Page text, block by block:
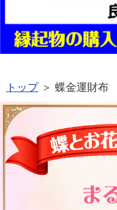
トップ＞ 蝶金運財布